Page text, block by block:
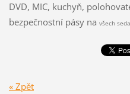
DVD, MIC, kuchyň,
bezpečnostní pásy na všech
« Zpět